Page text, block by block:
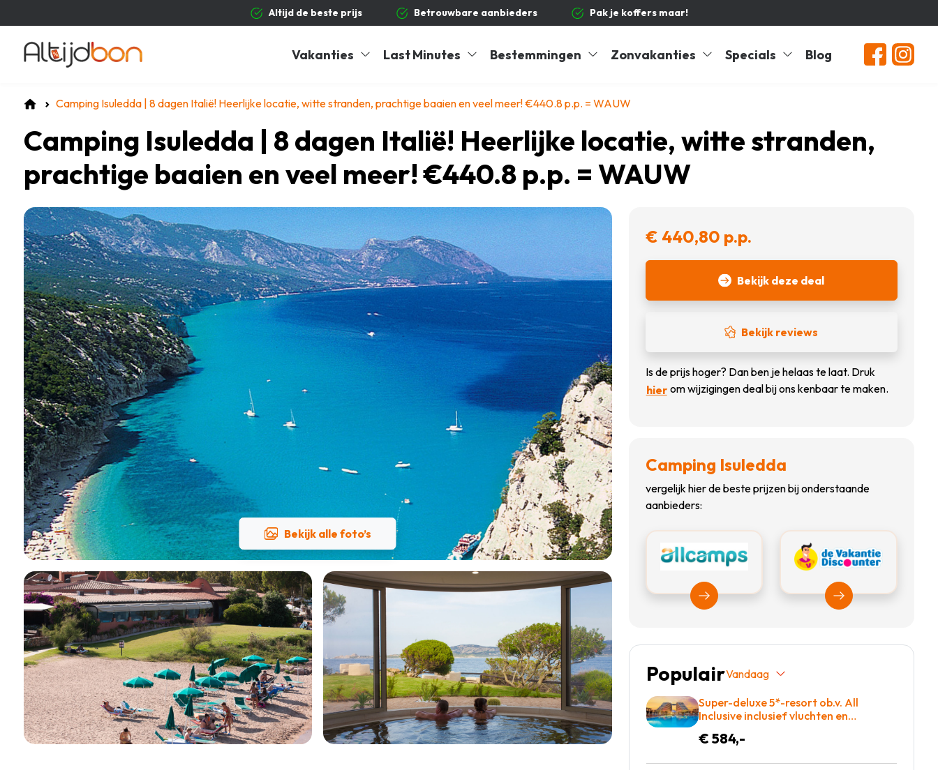
Altijd de beste prijs Betrouwbare aanbieders Pak je koffers maar!
Vakanties Last Minutes Bestemmingen Zonvakanties Specials Blog
Camping Isuledda | 8 dagen Italië! Heerlijke locatie, witte stranden, prachtige baaien en veel meer! €440.8 p.p. = WAUW
Camping Isuledda | 8 dagen Italië! Heerlijke locatie, witte stranden,
prachtige baaien en veel meer! €440.8 p.p. = WAUW
Bekijk alle foto’s
€ 440,80 p.p.
Bekijk deze deal
Bekijk reviews
Is de prijs hoger? Dan ben je helaas te laat. Druk
hier om wijzigingen deal bij ons kenbaar te maken.
Camping Isuledda
vergelijk hier de beste prijzen bij onderstaande
aanbieders:
Bekijk Allcamps Bekijk
PopulairVandaag
Super-deluxe 5*-resort ob.v. All
Inclusive inclusief vluchten en
€ 584,-